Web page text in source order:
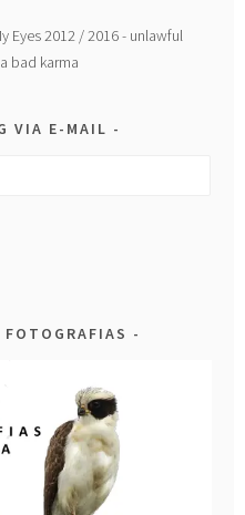
Eyes 2012 / 2016 - unlawful
bad karma
VIA E-MAIL